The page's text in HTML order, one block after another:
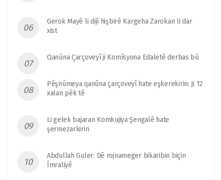
Gerok Mayê li dijî hişbirê Kargeha Zarokan li dar
xist
Qanûna Çarçoveyî ji Komîsyona Edaletê derbas bû
Pêşnûmeya qanûna çarçoveyî hate eşkerekirin: Ji 12
xalan pêk tê
Li gelek bajaran Komkujiya Şengalê hate
şermezarkirin
Abdullah Guler: Dê rojnameger bikaribin biçin
Îmraliyê